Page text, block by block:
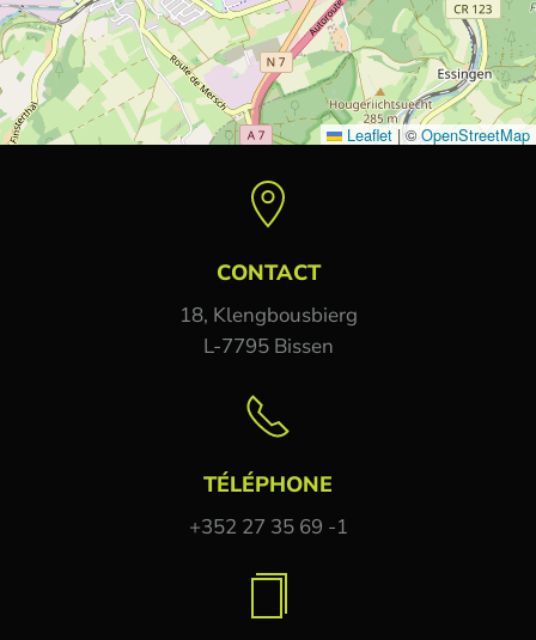
Leaflet | ©OpenStreetMap
CONTACT
18, Klengbousbierg
L-7795 Bissen
TÉLÉPHONE
+352 27 35 69 -1